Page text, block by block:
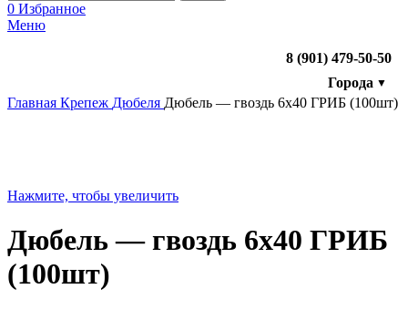
0 Избранное
Меню
8 (901) 479-50-50
Города ▼
Главная Крепеж Дюбеля Дюбель — гвоздь 6х40 ГРИБ (100шт)
Нажмите, чтобы увеличить
Дюбель — гвоздь 6х40 ГРИБ
(100шт)